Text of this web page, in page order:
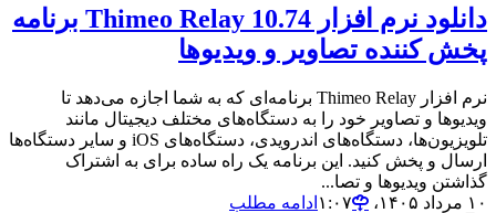
دانلود نرم افزار Thimeo Relay 10.74 برنامه
پخش کننده تصاویر و ویدیوها
نرم افزار Thimeo Relay برنامه‌ای که به شما اجازه می‌دهد تا
ویدیوها و تصاویر خود را به دستگاه‌های مختلف دیجیتال مانند
تلویزیون‌ها، دستگاه‌های اندرویدی، دستگاه‌های iOS و سایر دستگاه‌ها
ارسال و پخش کنید. این برنامه یک راه ساده برای به اشتراک
گذاشتن ویدیوها و تصا...
۱۰ مرداد ۱۴۰۵،‏ ۱:۰۷
ادامه مطلب